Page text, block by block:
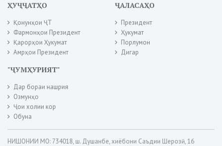
ҲУҶҶАТҲО
Қонунҳои ҶТ
Фармонҳои Президент
Қарорҳои Ҳукумат
Амрҳои Президент
ҶАЛАСАҲО
Президент
Ҳукумат
Порлумон
Дигар
"ҶУМҲУРИЯТ"
Дар бораи нашрия
Озмунҳо
Ҷои холии кор
Обуна
НИШОНИИ МО: 734018, ш. Душанбе, хиёбони Саъдии Шерозӣ, 16